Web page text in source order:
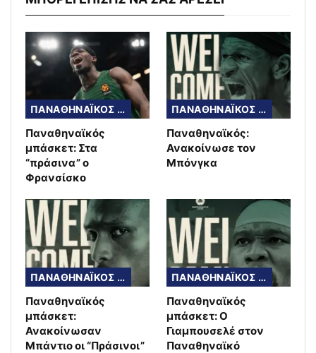
ΠΑΝΑΘΗΝΑΪΚΟΣ ΜΠΑΣΚΕΤ
Παναθηναϊκός
μπάσκετ: Στα
“πράσινα” ο
Φρανσίσκο
ΠΑΝΑΘΗΝΑΪΚΟΣ ΜΠΑΣΚΕΤ
Παναθηναϊκός:
Ανακοίνωσε τον
Μπόνγκα
ΠΑΝΑΘΗΝΑΪΚΟΣ ΜΠΑΣΚΕΤ
Παναθηναϊκός
μπάσκετ:
Ανακοίνωσαν
Μπάντιο οι “Πράσινοι”
ΠΑΝΑΘΗΝΑΪΚΟΣ ΜΠΑΣΚΕΤ
Παναθηναϊκός
μπάσκετ: Ο
Γιαμπουσελέ στον
Παναθηναϊκό